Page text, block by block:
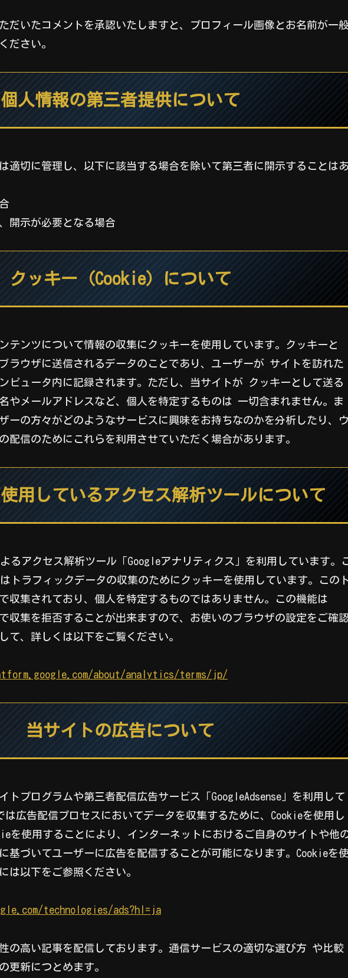
だいたコメントを承認いたしますと、プロフィール画像とお名前が一般
ださい。
個人情報の第三者提供について
適切に管理し、以下に該当する場合を除いて第三者に開示することはあ
開示が必要となる場合
クッキー（Cookie）について
テンツについて情報の収集にクッキーを使用しています。クッキーと
ブラウザに送信されるデータのことであり、ユーザーが サイトを訪れた
ピュータ内に記録されます。ただし、当サイトが クッキーとして送る
やメールアドレスなど、個人を特定するものは 一切含まれません。ま
ーの方々がどのようなサービスに興味をお持ちなのかを分析したり、ウ
配信のためにこれらを利用させていただく場合があります。
用しているアクセス解析ツールについて
るアクセス解析ツール「Googleアナリティクス」を利用しています。
トラフィックデータの収集のためにクッキーを使用しています。この
収集されており、個人を特定するものではありません。この機能は
収集を拒否することが出来ますので、お使いのブラウザの設定をご確認
て、詳しくは以下をご覧ください。
about/analytics/terms/jp/
当サイトの広告について
トプログラムや第三者配信広告サービス「GoogleAdsense」を利用して
は広告配信プロセスにおいてデータを収集するために、Cookieを使用し
を使用することにより、インターネットにおけるご自身のサイトや他
基づいてユーザーに広告を配信することが可能になります。Cookieを使
は以下をご参照ください。
technologies/ads?hl=ja
の高い記事を配信しております。通信サービスの適切な選び方 や比較
更新につとめます。